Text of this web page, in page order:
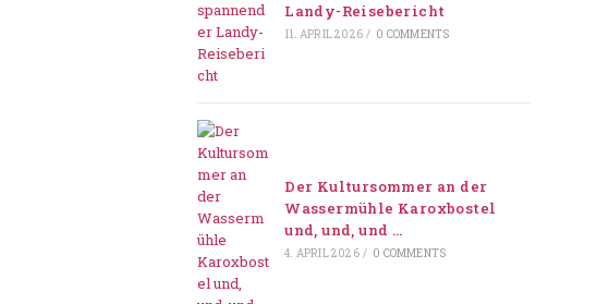
Landy-Reisebericht
11. APRIL 2026 / 0 COMMENTS
Der Kultursommer an der
Wassermühle Karoxbostel
und, und, und …
4. APRIL 2026 / 0 COMMENTS